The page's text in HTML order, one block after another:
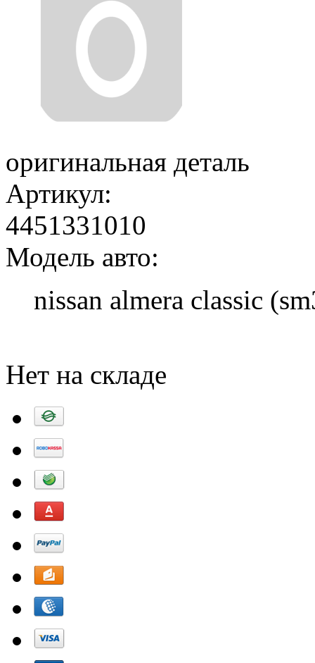
оригинальная деталь
Артикул:
4451331010
Модель авто:
nissan almera classic
Нет на складе